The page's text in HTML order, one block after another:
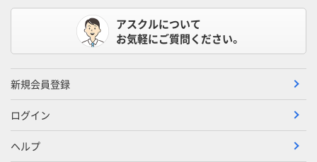
アスクルについて
お気軽にご質問ください。
新規会員登録
ログイン
ヘルプ